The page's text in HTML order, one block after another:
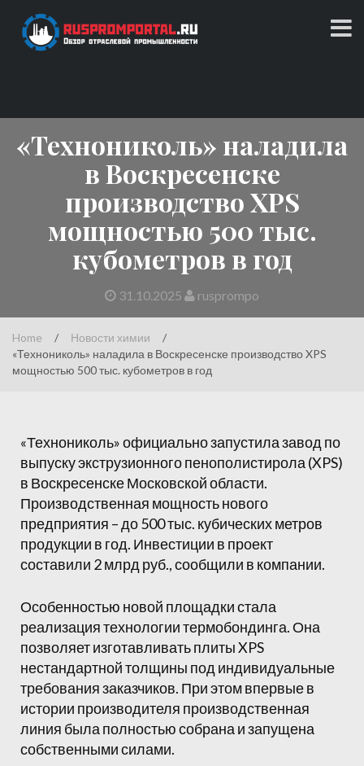
content
«Технониколь» наладила
в Воскресенске
производство XPS
мощностью 500 тыс.
кубометров в год
31.10.2025 rusprompo
Home / Новости химии
/
«Технониколь» наладила в Воскресенске производство XPS
мощностью 500 тыс. кубометров в год
«Технониколь» официально запустила завод по
выпуску экструзионного пенополистирола (XPS)
в Воскресенске Московской области.
Производственная мощность нового
предприятия – до 500 тыс. кубических метров
продукции в год. Инвестиции в проект
составили 2 млрд руб., сообщили в компании.
Особенностью новой площадки стала
реализация технологии термобондинга. Она
позволяет изготавливать плиты XPS
нестандартной толщины под индивидуальные
требования заказчиков. При этом впервые в
истории производителя производственная
линия была полностью собрана и запущена
собственными силами.